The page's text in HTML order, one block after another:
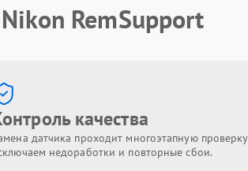
RemSupport
качества
датчика проходит многоэтапную
недоработки и повторные сбои.